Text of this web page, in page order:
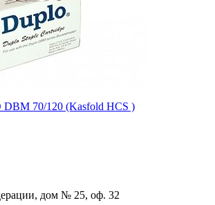
DВМ 70/120 (Kasfold HCS )
дом № 25, оф. 32